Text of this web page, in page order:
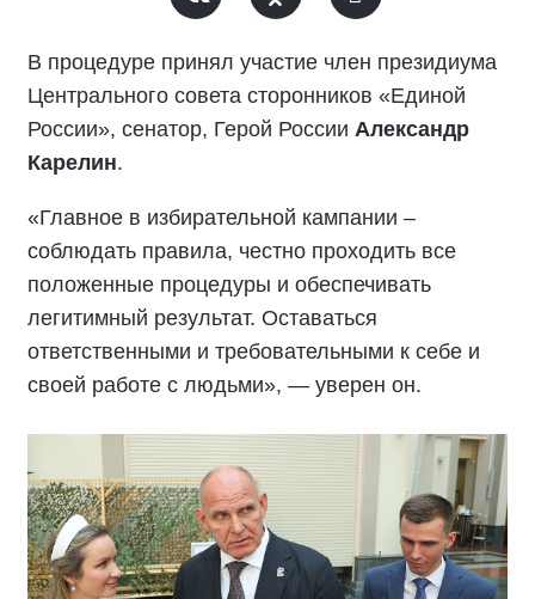
В процедуре принял участие член президиума
Центрального совета сторонников «Единой
России», сенатор, Герой России Александр
Карелин.
«Главное в избирательной кампании –
соблюдать правила, честно проходить все
положенные процедуры и обеспечивать
легитимный результат. Оставаться
ответственными и требовательными к себе и
своей работе с людьми», — уверен он.